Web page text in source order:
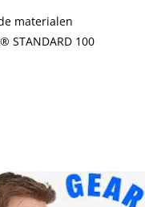
materialen
STANDARD 100